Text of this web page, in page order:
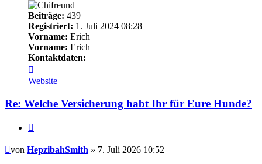
Beiträge: 439
Registriert: 1. Juli 2024 08:28
Vorname: Erich
Vorname: Erich
Kontaktdaten:
von
HepzibahSmith
Website
Re: Welche Versicherung habt Ihr für Eure Hunde?
Beitrag
von HepzibahSmith » 7. Juli 2026 10:52